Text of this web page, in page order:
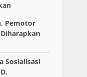
Pemotor
Sosialisasi